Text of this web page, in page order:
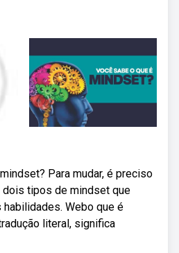
Para mudar, é preciso
tipos de mindset que
Webo que é
literal, significa